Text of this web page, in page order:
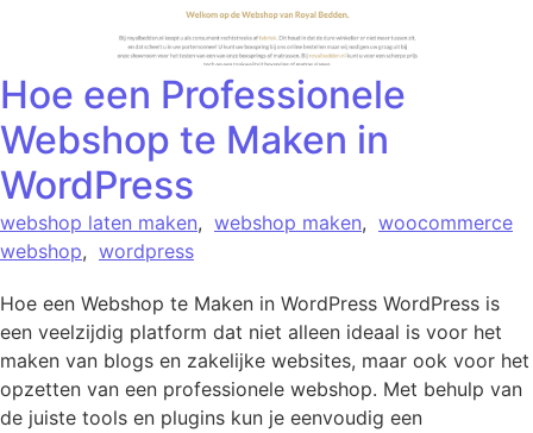
Hoe een Professionele
Webshop te Maken in
WordPress
webshop laten maken, webshop maken, woocommerce
webshop, wordpress
Hoe een Webshop te Maken in WordPress WordPress is
een veelzijdig platform dat niet alleen ideaal is voor het
maken van blogs en zakelijke websites, maar ook voor het
opzetten van een professionele webshop. Met behulp van
de juiste tools en plugins kun je eenvoudig een